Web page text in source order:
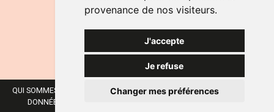
provenance de nos visiteurs.
J'accepte
Je refuse
Changer mes préférences
QUI SOMMES-NOUS ? NOS MARQUES MENTIONS LÉGALES
DONNÉES PERSONNELLES